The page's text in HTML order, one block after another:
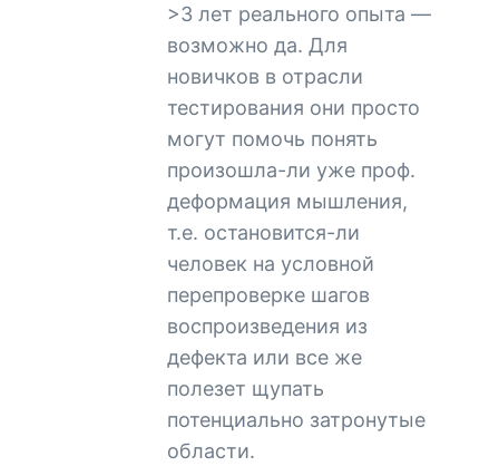
>3 лет реального опыта —
возможно да. Для
новичков в отрасли
тестирования они просто
могут помочь понять
произошла-ли уже проф.
деформация мышления,
т.е. остановится-ли
человек на условной
перепроверке шагов
воспроизведения из
дефекта или все же
полезет щупать
потенциально затронутые
области.